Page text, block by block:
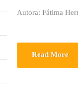
Autora: Fátima
Read More